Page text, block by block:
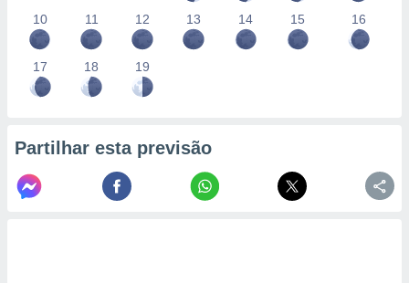
10 11 12 13 14 15 16
17 18 19
Partilhar esta previsão